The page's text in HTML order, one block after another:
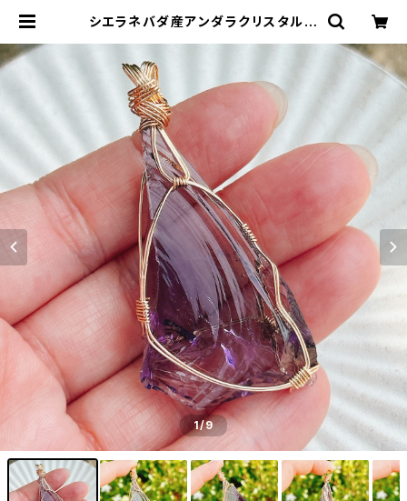
シエラネバダ産アンダラクリスタル★
ダラペンダントトップ】 | アンダラク
リスタル &天然石ジュエリー*Cosmi
c Twinkle Drops *
1/9